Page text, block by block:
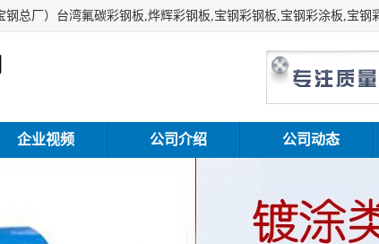
企业视频 公司介绍 公司动态